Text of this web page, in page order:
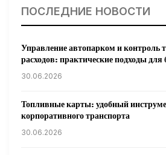
ПОСЛЕДНИЕ НОВОСТИ
Управление автопарком и контроль
расходов: практические подходы для
30.06.2026
Топливные карты: удобный
корпоративного транспорта
30.06.2026